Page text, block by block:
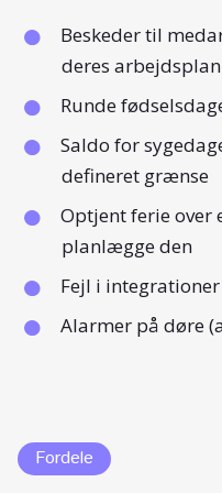
Beskeder til
deres arbejdsplan
Runde
Saldo for
defineret grænse
Optjent ferie over
planlægge den
Fejl i
Alarmer på døre
Fordele